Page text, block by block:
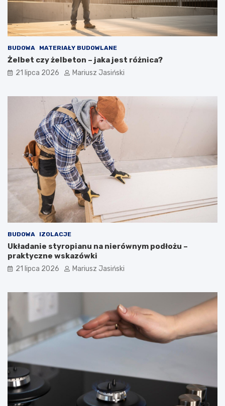
BUDOWA MATERIAŁY BUDOWLANE
Żelbet czy żelbeton – jaka jest różnica?
21 lipca 2026 Mariusz Jasiński
BUDOWA IZOLACJE
Układanie styropianu na nierównym podłożu –
praktyczne wskazówki
21 lipca 2026 Mariusz Jasiński